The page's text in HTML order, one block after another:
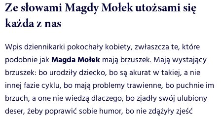
Ze słowami Magdy Mołek utożsami się
każda z nas
Wpis dziennikarki pokochały kobiety, zwłaszcza te, które
podobnie jak Magda Mołek mają brzuszek. Mają wystający
brzuszek: bo urodziły dziecko, bo są akurat w takiej, a nie
innej fazie cyklu, bo mają problemy trawienne, bo puchnie im
brzuch, a one nie wiedzą dlaczego, bo zjadły swój ulubiony
deser, żeby poprawić sobie humor, bo nie zdążyły zjeść